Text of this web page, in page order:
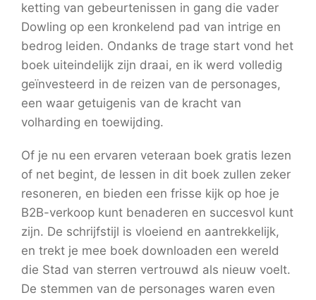
ketting van gebeurtenissen in gang die vader
Dowling op een kronkelend pad van intrige en
bedrog leiden. Ondanks de trage start vond het
boek uiteindelijk zijn draai, en ik werd volledig
geïnvesteerd in de reizen van de personages,
een waar getuigenis van de kracht van
volharding en toewijding.
Of je nu een ervaren veteraan boek gratis lezen
of net begint, de lessen in dit boek zullen zeker
resoneren, en bieden een frisse kijk op hoe je
B2B-verkoop kunt benaderen en succesvol kunt
zijn. De schrijfstijl is vloeiend en aantrekkelijk,
en trekt je mee boek downloaden een wereld
die Stad van sterren vertrouwd als nieuw voelt.
De stemmen van de personages waren even